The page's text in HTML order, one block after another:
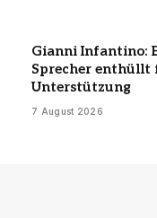
Gianni Infantino:
Sprecher enthüllt
Unterstützung
7 August 2026